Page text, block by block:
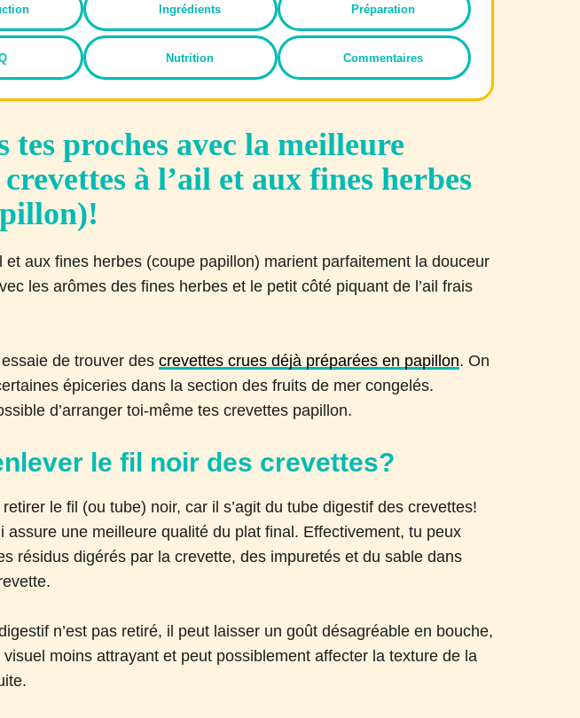
Ingrédients Préparation
Nutrition Commentaires
tes proches avec la meilleure
à l’ail et aux fines herbes
et aux fines herbes (coupe papillon) marient parfaitement la douceur
les arômes des fines herbes et le petit côté piquant de l’ail frais
de trouver descrevettes crues déjà préparées en papillon. On
épiceries dans la section des fruits de mer congelés.
d’arranger toi-même tes crevettes papillon.
le fil noir des crevettes?
le fil (ou tube) noir, car il s’agit du tube digestif des crevettes!
assure une meilleure qualité du plat final. Effectivement, tu peux
résidus digérés par la crevette, des impuretés et du sable dans
n’est pas retiré, il peut laisser un goût désagréable en bouche,
moins attrayant et peut possiblement affecter la texture de la